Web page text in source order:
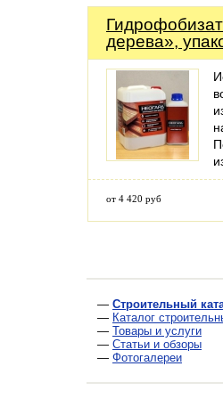
дерева»,
от 4 420 руб
— Строительный
— Каталог
— Товары и услуги
— Статьи и обзоры
— Фотогалереи